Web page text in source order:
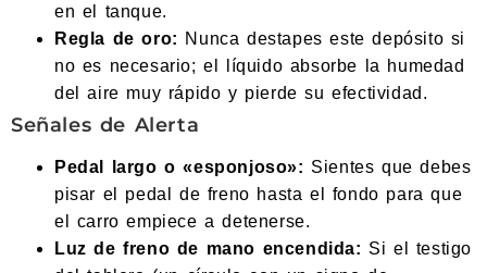
en el tanque.
Regla de oro: Nunca destapes este depósito si
no es necesario; el líquido absorbe la humedad
del aire muy rápido y pierde su efectividad.
Señales de Alerta
Pedal largo o «esponjoso»: Sientes que debes
pisar el pedal de freno hasta el fondo para que
el carro empiece a detenerse.
Luz de freno de mano encendida: Si el testigo